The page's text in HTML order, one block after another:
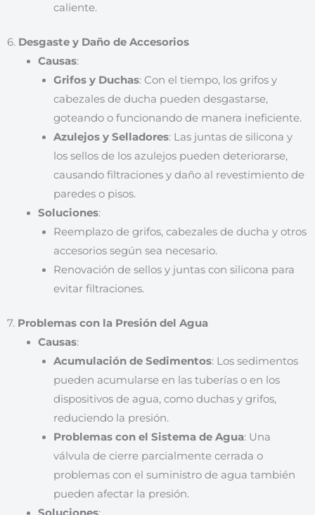
caliente.
6. Desgaste y Daño de Accesorios
Causas:
Grifos y Duchas: Con el tiempo, los grifos y
cabezales de ducha pueden desgastarse,
goteando o funcionando de manera ineficiente.
Azulejos y Selladores: Las juntas de silicona y
los sellos de los azulejos pueden deteriorarse,
causando filtraciones y daño al revestimiento de
paredes o pisos.
Soluciones:
Reemplazo de grifos, cabezales de ducha y otros
accesorios según sea necesario.
Renovación de sellos y juntas con silicona para
evitar filtraciones.
7. Problemas con la Presión del Agua
Causas:
Acumulación de Sedimentos: Los sedimentos
pueden acumularse en las tuberías o en los
dispositivos de agua, como duchas y grifos,
reduciendo la presión.
Problemas con el Sistema de Agua: Una
válvula de cierre parcialmente cerrada o
problemas con el suministro de agua también
pueden afectar la presión.